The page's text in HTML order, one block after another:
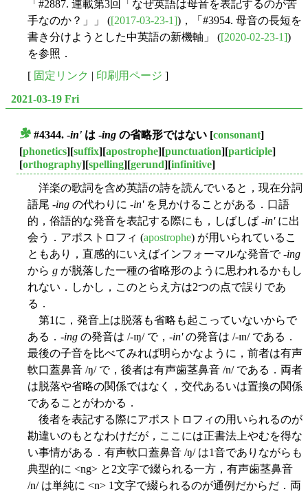
「#2887. 連載第3回「なぜ英語は母音を表記するのが苦
手なのか？」」 ([2017-03-23-1])，「#3954. 母音の長短を
書き分けようとした中英語の新機軸」 ([2020-02-23-1])
を参照．
[ 固定リンク | 印刷用ページ ]
2021-03-19 Fri
#4344. -in' は -ing の省略形ではない [consonant]
[phonetics][suffix][apostrophe][punctuation][participle]
[orthography][spelling][gerund][infinitive]
洋楽の歌詞を含め英語の詩を読んでいると，現在分詞
語尾 -ing の代わりに -in' を見かけることがある．口語
的，俗語的な発音を表記する際にも，しばしば -in' に出
会う．アポストロフィ (apostrophe) が用いられているこ
ともあり，直感的にいえばインフォーマルな発音で -ing
から g が脱落した一種の省略形のように思われるかもし
れない．しかし，このとらえ方は2つの点で誤りであ
る．
第1に，発音上は脱落も省略も起こっていないからで
ある．-ing の発音は /-ɪŋ/ で，-in'の発音は /-ɪn/ である．
最後の子音を比べてみれば明らかなように，前者は有声
軟口蓋鼻音 /ŋ/ で，後者は有声歯茎鼻音 /n/ である．両者
は脱落や省略の関係ではなく，交代あるいは置換の関係
であることがわかる．
後者を表記する際にアポストロフィの用いられるのが
勘違いのもとなわけだが，ここには正書法上やむを得な
い事情がある．有声軟口蓋鼻音 /ŋ/ は1音でありながらも
典型的に <ng> と2文字で綴られる一方，有声歯茎鼻音
/n/ は単純に <n> 1文字で綴られるのが通例だからだ．両